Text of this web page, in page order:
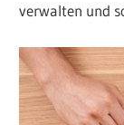
verwalten und